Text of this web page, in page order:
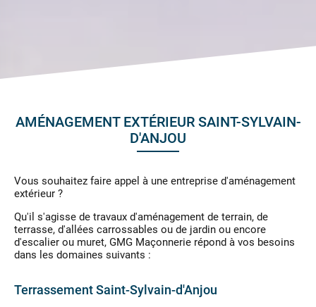
AMÉNAGEMENT EXTÉRIEUR SAINT-SYLVAIN-
D'ANJOU
Vous souhaitez faire appel à une entreprise d'aménagement
extérieur ?
Qu'il s'agisse de travaux d'aménagement de terrain, de
terrasse, d'allées carrossables ou de jardin ou encore
d'escalier ou muret, GMG Maçonnerie répond à vos besoins
dans les domaines suivants :
Terrassement Saint-Sylvain-d'Anjou